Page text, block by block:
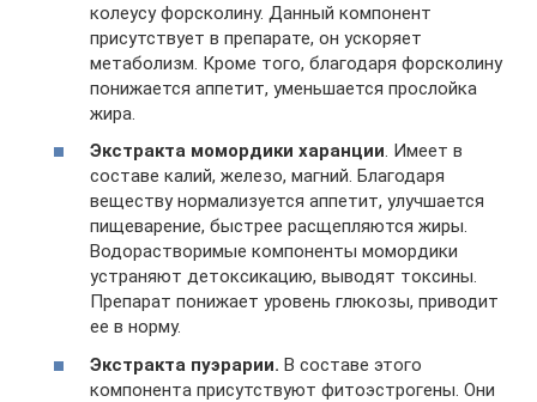
колеусу форсколину. Данный компонент
присутствует в препарате, он ускоряет
метаболизм. Кроме того, благодаря форсколину
понижается аппетит, уменьшается прослойка
жира.
Экстракта момордики харанции. Имеет в
составе калий, железо, магний. Благодаря
веществу нормализуется аппетит, улучшается
пищеварение, быстрее расщепляются жиры.
Водорастворимые компоненты момордики
устраняют детоксикацию, выводят токсины.
Препарат понижает уровень глюкозы, приводит
ее в норму.
Экстракта пуэрарии. В составе этого
компонента присутствуют фитоэстрогены. Они